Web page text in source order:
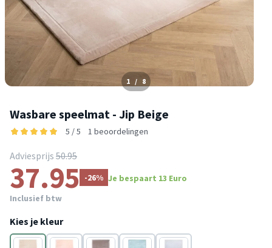
1 / 8
Wasbare speelmat - Jip Beige
5 / 5 1 beoordelingen
Adviesprijs 50.95
37.95 -26% Je bespaart 13 Euro
Inclusief btw
Kies je kleur